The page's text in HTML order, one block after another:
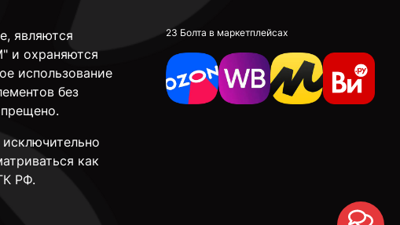
являются
и охраняются
использование
без
как
РФ.
23 Болта в маркетплейсах